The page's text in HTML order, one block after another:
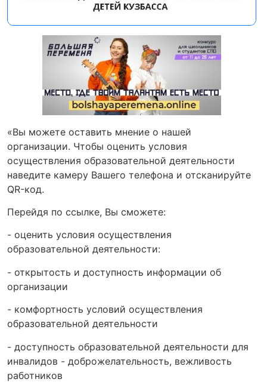
«Вы можете оставить мнение о нашей
организации. Чтобы оценить условия
осуществления образовательной деятельности
наведите камеру Вашего телефона и отсканируйте
QR-код.
Перейдя по ссылке, Вы сможете:
- оценить условия осуществления
образовательной деятельности:
- открытость и доступность информации об
организации
- комфортность условий осуществления
образовательной деятельности
- доступность образовательной деятельности для
инвалидов - доброжелательность, вежливость
работников